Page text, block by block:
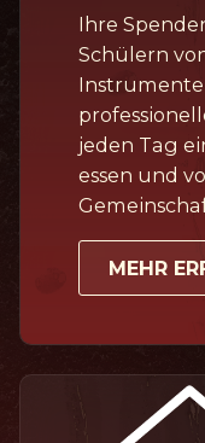
Ihre
Schülern
jeden Tag
essen und
MEHR